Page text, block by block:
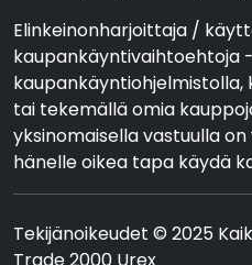
Elinkeinonharjoittaja /
kaupankäyntivaihtoehtoja -
tai tekemällä omia
yksinomaisella vastuulla
hänelle oikea tapa käydä
Tekijänoikeudet © 2025